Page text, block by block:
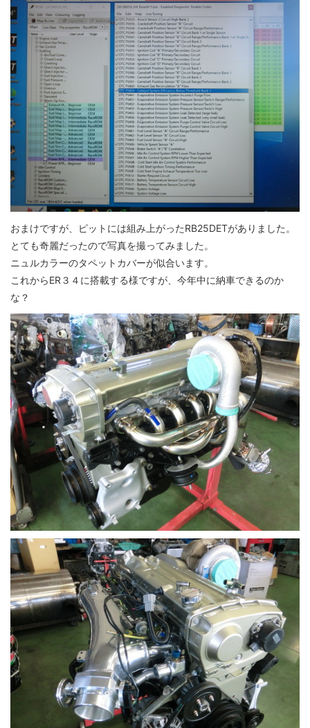
おまけですが、ピットには組み上がったRB25DETがありました。
とても奇麗だったので写真を撮ってみました。
ニュルカラーのタペットカバーが似合います。
これからER３４に搭載する様ですが、今年中に納車できるのか
な？